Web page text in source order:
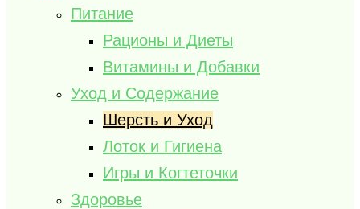
Питание
Рационы и Диеты
Витамины и Добавки
Уход и Содержание
Шерсть и Уход
Лоток и Гигиена
Игры и Когтеточки
Здоровье